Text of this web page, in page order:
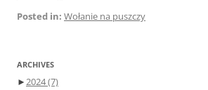
Posted in: Wołanie na puszczy
ARCHIVES
►2024(7)